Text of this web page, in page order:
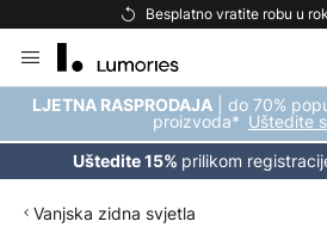
Besplatno vratite robu u roku od 50
to
Content
LJETNA RASPRODAJA | do 70%
proizvoda* Uštedite
Uštedite 15% prilikom
Vanjska zidna svjetla